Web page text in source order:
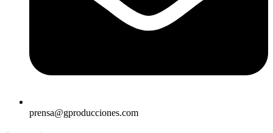
prensa@gproducciones.com